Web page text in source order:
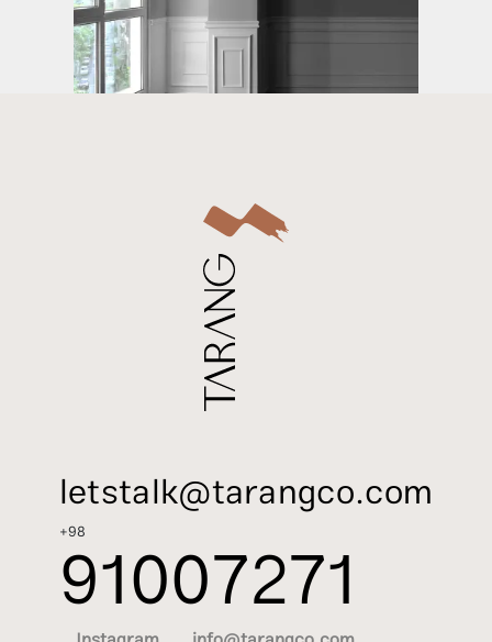
letstalk@tarangco.com
+98
91007271